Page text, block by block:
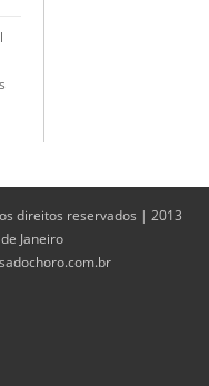
direitos reservados | 2013
Janeiro